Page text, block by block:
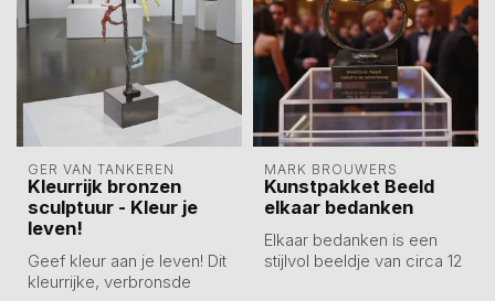
GER VAN TANKEREN
Kleurrijk bronzen
sculptuur - Kleur je
leven!
Geef kleur aan je leven! Dit
kleurrijke, verbronsde
MARK BROUWERS
Kunstpakket Beeld
elkaar bedanken
Elkaar bedanken is een
stijlvol beeldje van circa 12